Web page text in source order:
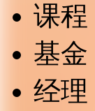
课程
基金
经理